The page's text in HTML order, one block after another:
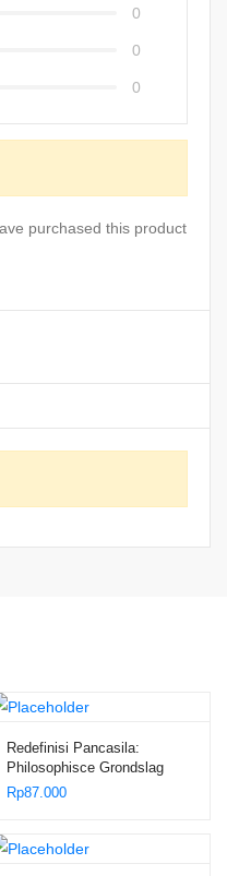
0
0
0
purchased this product
Redefinisi Pancasila:
Philosophisce Grondslag
Rp87.000